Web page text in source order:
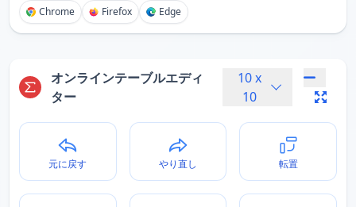
Chrome Firefox Edge
オンラインテーブルエディ
ター
10x
10
元に戻す やり直し 転置